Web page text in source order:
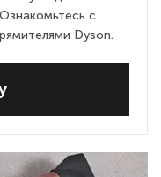
с
Dyson.